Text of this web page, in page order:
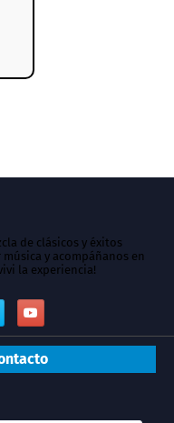
de clásicos y éxitos
y acompáñanos en
la experiencia!